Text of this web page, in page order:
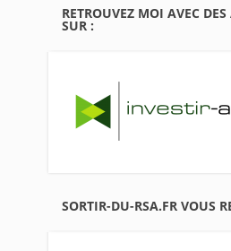
RETROUVEZ MOI AVEC
SUR :
SORTIR-DU-RSA.FR VOUS